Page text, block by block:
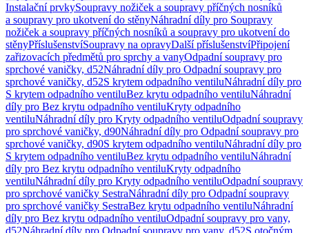
Instalační prvkySoupravy nožiček a soupravy příčných nosníků
a soupravy pro ukotvení do stěnyNáhradní díly pro Soupravy
nožiček a soupravy příčných nosníků a soupravy pro ukotvení do
stěnyPříslušenstvíSoupravy na opravyDalší příslušenstvíPřipojení
zařizovacích předmětů pro sprchy a vanyOdpadní soupravy pro
sprchové vaničky, d52Náhradní díly pro Odpadní soupravy pro
sprchové vaničky, d52S krytem odpadního ventiluNáhradní díly pro
S krytem odpadního ventiluBez krytu odpadního ventiluNáhradní
díly pro Bez krytu odpadního ventiluKryty odpadního
ventiluNáhradní díly pro Kryty odpadního ventiluOdpadní soupravy
pro sprchové vaničky, d90Náhradní díly pro Odpadní soupravy pro
sprchové vaničky, d90S krytem odpadního ventiluNáhradní díly pro
S krytem odpadního ventiluBez krytu odpadního ventiluNáhradní
díly pro Bez krytu odpadního ventiluKryty odpadního
ventiluNáhradní díly pro Kryty odpadního ventiluOdpadní soupravy
pro sprchové vaničky SestraNáhradní díly pro Odpadní soupravy
pro sprchové vaničky SestraBez krytu odpadního ventiluNáhradní
díly pro Bez krytu odpadního ventiluOdpadní soupravy pro vany,
d52Náhradní díly pro Odpadní soupravy pro vany, d52S otočným